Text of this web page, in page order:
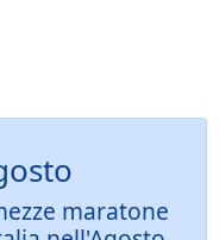
maratone